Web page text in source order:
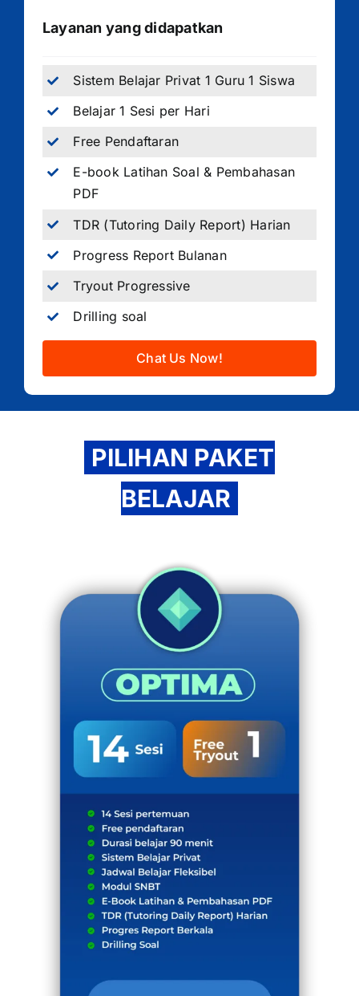
Layanan yang didapatkan
Sistem Belajar Privat 1 Guru 1 Siswa
Belajar 1 Sesi per Hari
Free Pendaftaran
E-book Latihan Soal & Pembahasan
PDF
TDR (Tutoring Daily Report) Harian
Progress Report Bulanan
Tryout Progressive
Drilling soal
Chat Us Now!
PILIHAN PAKET
BELAJAR